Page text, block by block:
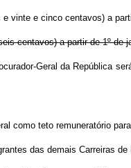
vinte e cinco centavos) a
centavos) a partir de 1º de
Geral da República
como teto remuneratório
das demais Carreiras